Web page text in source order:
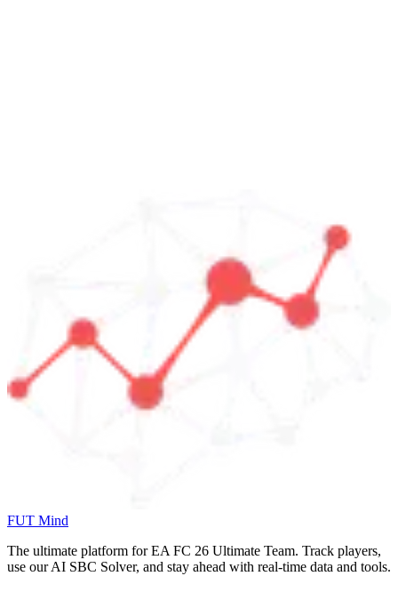
FUT Mind
The ultimate platform for EA FC 26 Ultimate Team. Track players,
use our AI SBC Solver, and stay ahead with real-time data and tools.